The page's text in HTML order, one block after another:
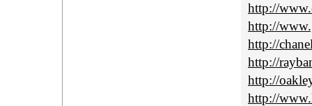
http://
http://
http://
http://
http://
http://